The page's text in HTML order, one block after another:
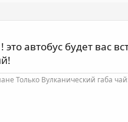
автобус будет вас
Только Вулканический габа